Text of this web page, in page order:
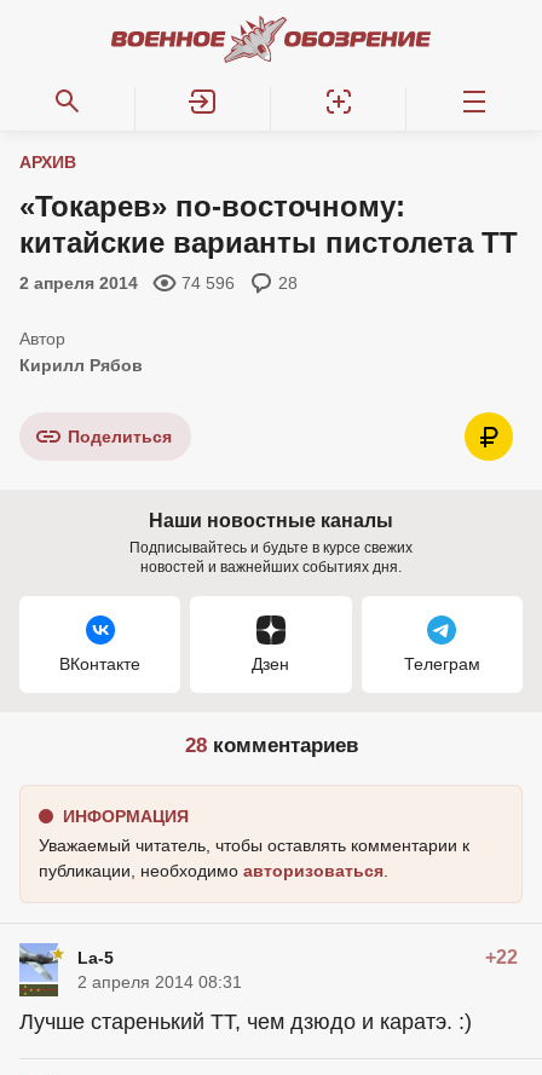
АРХИВ
«Токарев» по-восточному:
китайские варианты пистолета ТТ
2 апреля 2014 74 596 28
Кирилл Рябов
Поделиться
Наши новостные каналы
Подписывайтесь и будьте в курсе свежих
новостей и важнейших событиях дня.
ВКонтакте Дзен Телеграм
28комментариев
ИНФОРМАЦИЯ
Уважаемый читатель, чтобы оставлять комментарии к
публикации, необходимо авторизоваться
La-5 +22
2 апреля 2014 08:31
Лучше старенький ТТ, чем дзюдо и каратэ. :)